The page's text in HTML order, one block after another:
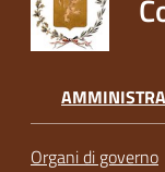
Organi di governo